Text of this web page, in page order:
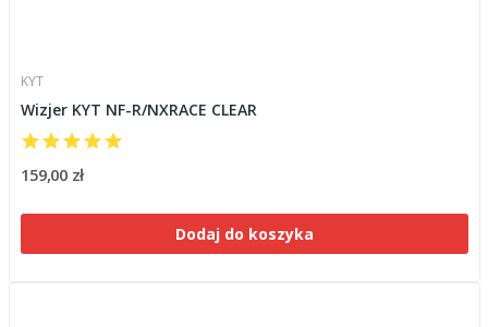
KYT
Wizjer KYT NF-R/NXRACE CLEAR
159,00 zł
Dodaj do koszyka